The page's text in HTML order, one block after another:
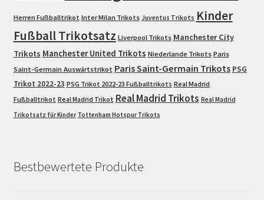
Herren Fußballtrikot Inter Milan Trikots Juventus Trikots Kinder
Fußball Trikotsatz Liverpool Trikots Manchester City
Trikots Manchester United Trikots Niederlande Trikots Paris
Saint-Germain Auswärtstrikot Paris Saint-Germain Trikots PSG
Trikot 2022-23 PSG Trikot 2022-23 Fußballtrikots Real Madrid
Fußballtrikot Real Madrid Trikot Real Madrid Trikots Real Madrid
Trikotsatz für Kinder Tottenham Hotspur Trikots
Bestbewertete Produkte